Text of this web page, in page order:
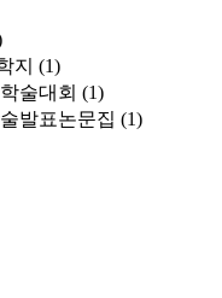
지 (1)
술대회 (1)
발표논문집 (1)